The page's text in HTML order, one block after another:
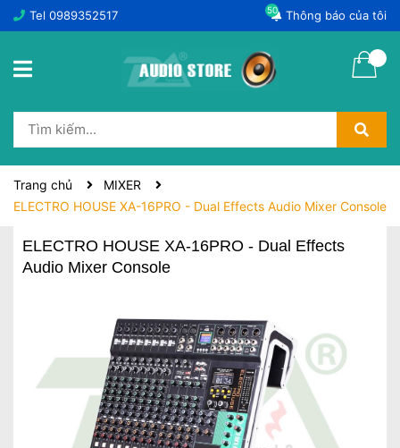
Tel 0989352517 Thông báo của tôi
50
Trang chủ
MIXER
ELECTRO HOUSE XA-16PRO - Dual Effects Audio Mixer Console
ELECTRO HOUSE XA-16PRO - Dual Effects
Audio Mixer Console